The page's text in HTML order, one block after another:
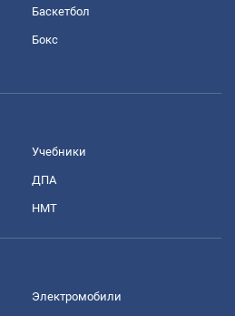
Баскетбол
Бокс
Учебники
ДПА
НМТ
Электромобили